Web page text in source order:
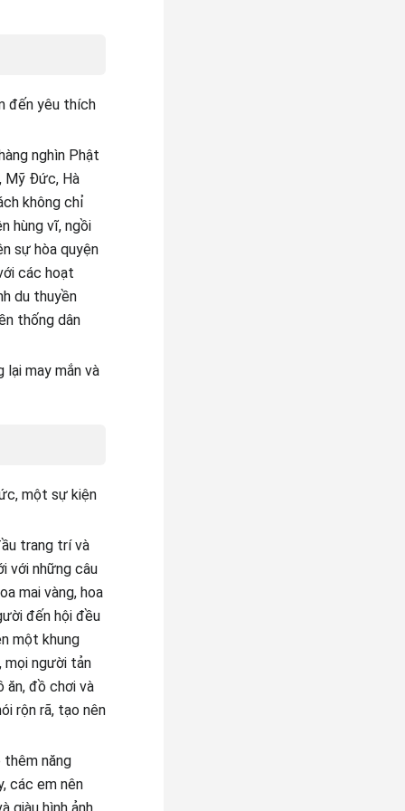
đến yêu thích
nghìn Phật
Mỹ Đức, Hà
không chỉ
hùng vĩ, ngồi
sự hòa quyện
các hoạt
du thuyền
thống dân
lại may mắn và
một sự kiện
trang trí và
với những câu
mai vàng, hoa
đến hội đều
một khung
mọi người tản
ăn, đồ chơi và
rộn rã, tạo nên
thêm năng
các em nên